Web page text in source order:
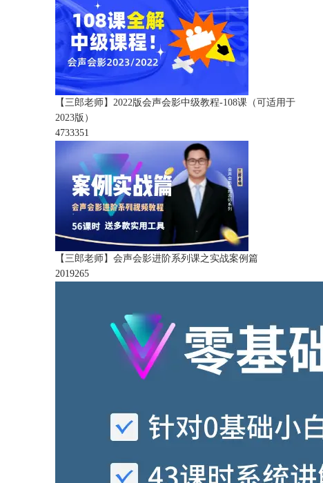
【三郎老师】2022版会声会影中级教程-108课（可适用于
2023版）
4733351
【三郎老师】会声会影进阶系列课之实战案例篇
2019265